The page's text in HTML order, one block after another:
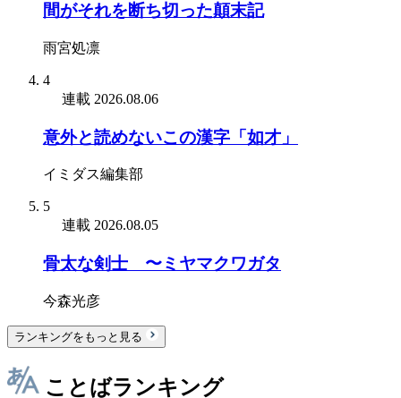
間がそれを断ち切った顛末記
雨宮処凛
4
連載 2026.08.06
意外と読めないこの漢字「如才」
イミダス編集部
5
連載 2026.08.05
骨太な剣士 〜ミヤマクワガタ
今森光彦
ランキングをもっと見る
ことばランキング